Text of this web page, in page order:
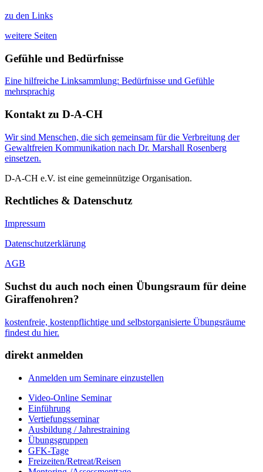
zu den Links
weitere Seiten
Gefühle und Bedürfnisse
Eine hilfreiche Linksammlung: Bedürfnisse und Gefühle
mehrsprachig
Kontakt zu D-A-CH
Wir sind Menschen, die sich gemeinsam für die Verbreitung der
Gewaltfreien Kommunikation nach Dr. Marshall Rosenberg
einsetzen.
D-A-CH e.V. ist eine gemeinnützige Organisation.
Rechtliches & Datenschutz
Impressum
Datenschutzerklärung
AGB
Suchst du auch noch einen Übungsraum für deine
Giraffenohren?
kostenfreie, kostenpflichtige und selbstorganisierte Übungsräume
findest du hier.
direkt anmelden
Anmelden um Seminare einzustellen
Video-Online Seminar
Einführung
Vertiefungsseminar
Ausbildung / Jahrestraining
Übungsgruppen
GFK-Tage
Freizeiten/Retreat/Reisen